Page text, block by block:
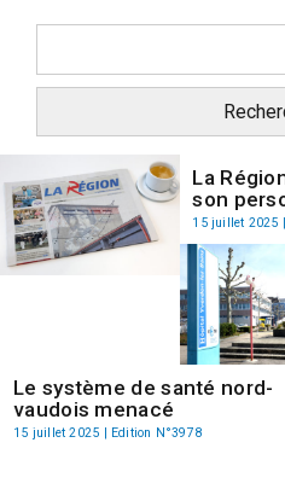
La
son
15 juillet 2025
Le système de santé nord-
vaudois menacé
15 juillet 2025 | Edition N°3978